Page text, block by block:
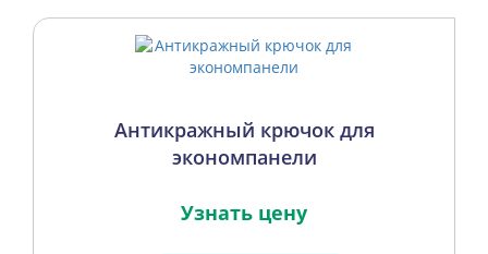
Антикражный крючок для
экономпанели
Узнать цену